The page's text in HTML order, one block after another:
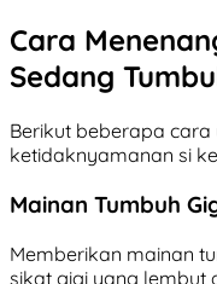
Cara
Sedang
Berikut beberapa
ketidaknyamanan si
Mainan Tumbuh
Memberikan mainan
sikat gigi yang lembut